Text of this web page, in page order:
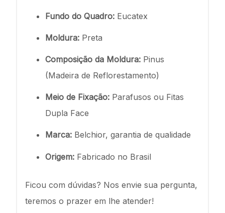
Fundo do Quadro: Eucatex
Moldura: Preta
Composição da Moldura: Pinus
(Madeira de Reflorestamento)
Meio de Fixação: Parafusos ou Fitas
Dupla Face
Marca: Belchior, garantia de qualidade
Origem: Fabricado no Brasil
Ficou com dúvidas? Nos envie sua pergunta,
teremos o prazer em lhe atender!